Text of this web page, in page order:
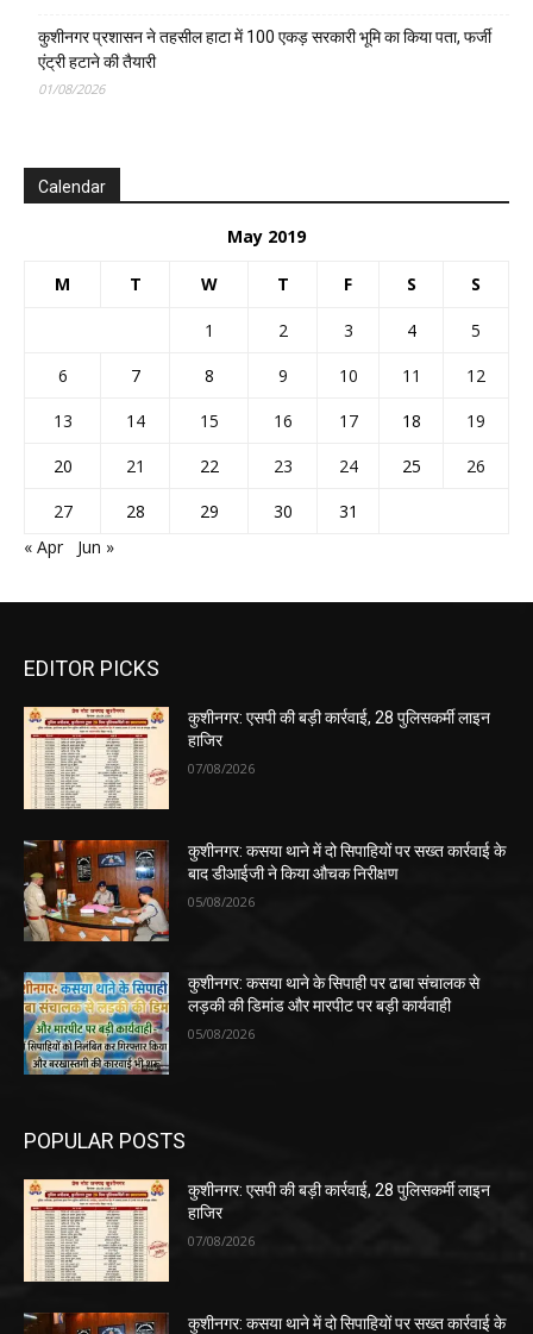
कुशीनगर प्रशासन ने तहसील हाटा में 100 एकड़ सरकारी भूमि का किया पता, फर्जी
एंट्री हटाने की तैयारी
01/08/2026
Calendar
May 2019
M T W T F S S
1 2 3 4
5
6
7 8 9 10 11
12
13
14 15 16 17 18
19
20
21 22 23 24 25
26
27
28 29 30
31
« Apr
Jun »
EDITOR PICKS
कुशीनगर: एसपी की बड़ी कार्रवाई, 28 पुलिसकर्मी लाइन
हाजिर
07/08/2026
कुशीनगर: कसया थाने में दो सिपाहियों पर सख्त कार्रवाई के
बाद डीआईजी ने किया औचक निरीक्षण
05/08/2026
कुशीनगर: कसया थाने के सिपाही पर ढाबा संचालक से
लड़की की डिमांड और मारपीट पर बड़ी कार्यवाही
05/08/2026
POPULAR POSTS
कुशीनगर: एसपी की बड़ी कार्रवाई, 28 पुलिसकर्मी लाइन
हाजिर
07/08/2026
कुशीनगर: कसया थाने में दो सिपाहियों पर सख्त कार्रवाई के